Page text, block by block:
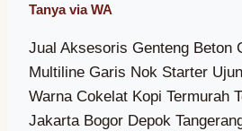
Jual Aksesoris Genteng Beton
Multiline Garis Nok Starter
Warna Cokelat Kopi Termurah
Jakarta Bogor Depok